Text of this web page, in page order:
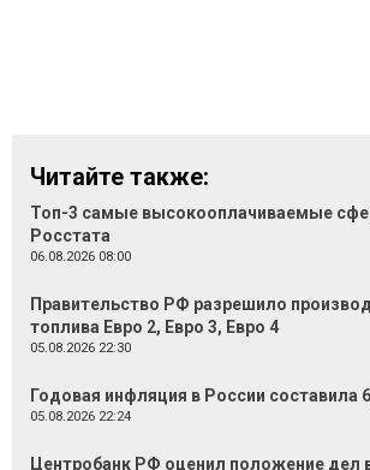
Читайте также:
Топ-3 самые высокооплачиваемые
Росстата
06.08.2026 08:00
Правительство РФ разрешило
топлива Евро 2, Евро 3, Евро 4
05.08.2026 22:30
Годовая инфляция в России составила
05.08.2026 22:24
Центробанк РФ оценил положение дел